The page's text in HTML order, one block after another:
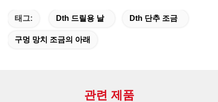
태그: Dth 드릴용 날 Dth 단추 조금
구멍 망치 조금의 아래
관련 제품